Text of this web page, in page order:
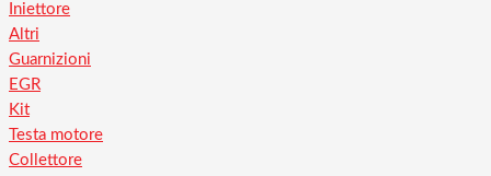
Iniettore
Altri
Guarnizioni
EGR
Kit
Testa motore
Collettore